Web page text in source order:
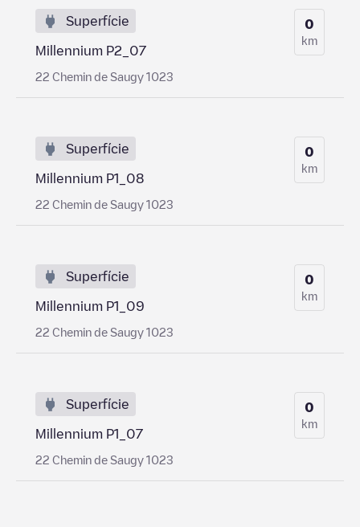
Superfície
Millennium P2_07
22 Chemin de Saugy 1023
0
km
Superfície
Millennium P1_08
22 Chemin de Saugy 1023
0
km
Superfície
Millennium P1_09
22 Chemin de Saugy 1023
0
km
Superfície
Millennium P1_07
22 Chemin de Saugy 1023
0
km